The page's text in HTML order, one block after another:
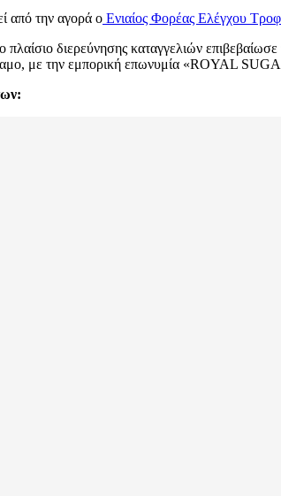
από την αγορά ο Ενιαίος Φορέας Ελέγχου
διερεύνησης καταγγελιών
με την εμπορική επωνυμία «ROYAL